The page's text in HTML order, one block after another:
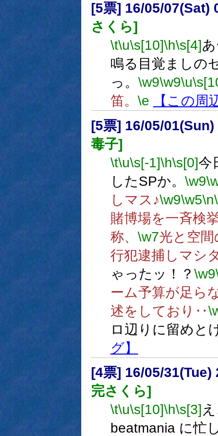
[5票] 16/05/07(Sat)
さくら]
\t\u\s[10]\h\s[4]
鳴る目覚ましの
っ。 \w9\w9\u
笛。 \e
【この周
[5票] 16/05/
毒子]
\t\u\s[-1]\h\s[0]今
したSPか。 \w9
しマス♪\w9\w5\n
賭博場を一斉検
称、 \w7光と空
行犯逮捕しマシ
ゃったッ！？ \w9
ーム予算が足ら
述をしており‥
ロ辺りに留めと
グ】
[4票] 16/05/31(Tue)
完さくら]
\t\u\s[10]\h\s[3]
beatmania に忙